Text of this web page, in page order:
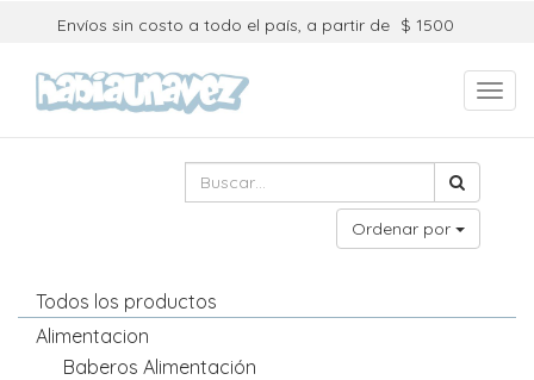
Envíos sin costo a todo el país, a partir de $ 1500
Ordenar por
Todos los productos
Alimentacion
Baberos Alimentación